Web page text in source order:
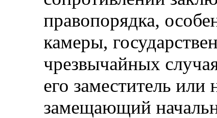
правопорядка,
камеры,
чрезвычайных
его заместитель
замещающий